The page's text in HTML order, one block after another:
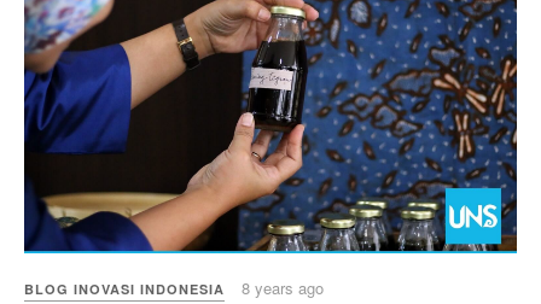
BLOG INOVASI INDONESIA 8 years ago